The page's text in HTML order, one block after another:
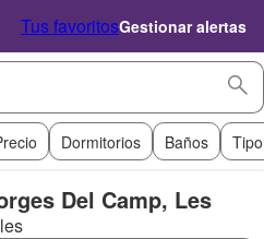
Tus favoritosGestionar alertas
Dormitorios Baños
Del Camp, Les